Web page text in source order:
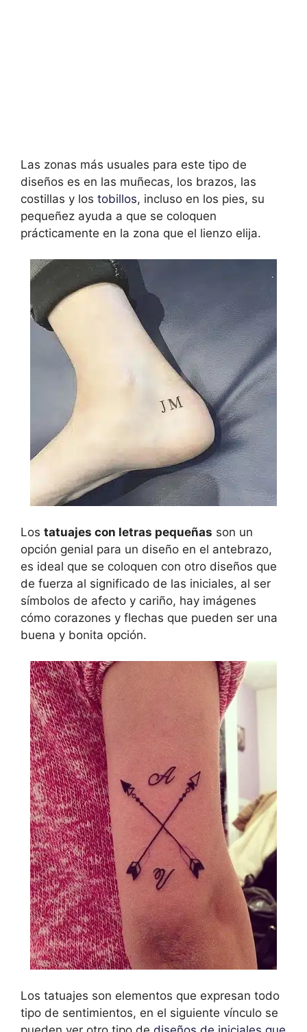
Las zonas más usuales para este tipo de
diseños es en las muñecas, los brazos, las
costillas y los tobillos, incluso en los pies, su
pequeñez ayuda a que se coloquen
prácticamente en la zona que el lienzo elija.
Los tatuajes con letras pequeñas son un
opción genial para un diseño en el antebrazo,
es ideal que se coloquen con otro diseños que
de fuerza al significado de las iniciales, al ser
símbolos de afecto y cariño, hay imágenes
cómo corazones y flechas que pueden ser una
buena y bonita opción.
Los tatuajes son elementos que expresan todo
tipo de sentimientos, en el siguiente vínculo se